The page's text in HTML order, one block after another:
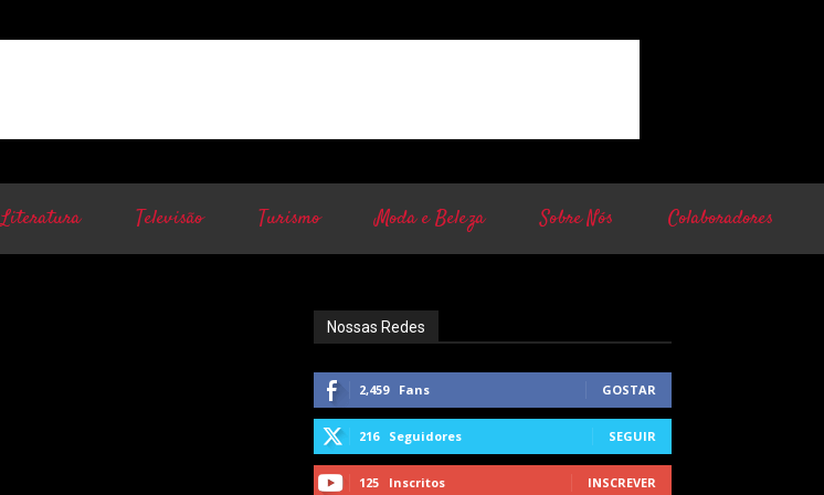
Literatura Televisão Turismo Moda e Beleza Sobre Nós Colaboradores
Nossas Redes
2,459 Fans GOSTAR
216 Seguidores SEGUIR
125 Inscritos INSCREVER